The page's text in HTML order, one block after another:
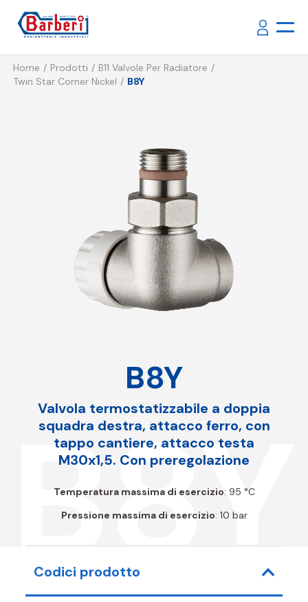
Home Prodotti
B11 Valvole Per Radiatore
Twin Star Corner Nickel
B8Y
B8Y
B8Y
Valvola termostatizzabile a doppia
squadra destra, attacco ferro, con
tappo cantiere, attacco testa
M30x1,5. Con preregolazione
Temperatura massima di esercizio: 95 °C
Pressione massima di esercizio: 10 bar
Codici prodotto